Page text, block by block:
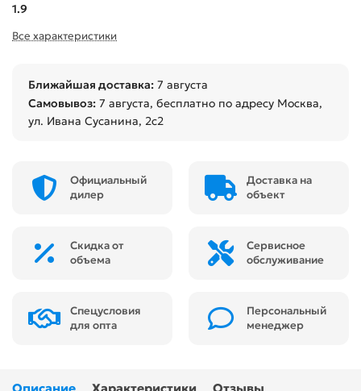
1.9
Все характеристики
Ближайшая доставка: 7 августа
Самовывоз: 7 августа, бесплатно по адресу Москва,
ул. Ивана Сусанина, 2с2
Официальный
дилер
Доставка на
объект
Скидка от
объема
Сервисное
обслуживание
Спецусловия
для опта
Персональный
менеджер